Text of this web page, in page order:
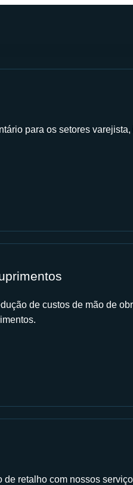
para os setores varejista,
de custos de mão de
de retalho com nossos